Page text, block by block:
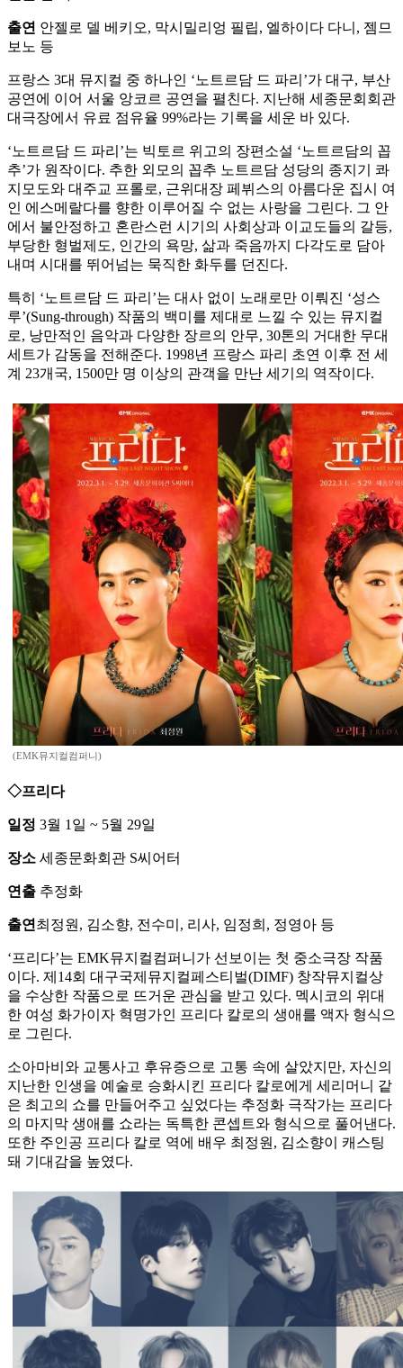
출연 안젤로 델 베키오, 막시밀리엉 필립, 엘하이다 다니, 젬므
보노 등
프랑스 3대 뮤지컬 중 하나인 ‘노트르담 드 파리’가 대구, 부산
공연에 이어 서울 앙코르 공연을 펼친다. 지난해 세종문회회관
대극장에서 유료 점유율 99%라는 기록을 세운 바 있다.
‘노트르담 드 파리’는 빅토르 위고의 장편소설 ‘노트르담의 꼽
추’가 원작이다. 추한 외모의 꼽추 노트르담 성당의 종지기 콰
지모도와 대주교 프롤로, 근위대장 페뷔스의 아름다운 집시 여
인 에스메랄다를 향한 이루어질 수 없는 사랑을 그린다. 그 안
에서 불안정하고 혼란스런 시기의 사회상과 이교도들의 갈등,
부당한 형벌제도, 인간의 욕망, 삶과 죽음까지 다각도로 담아
내며 시대를 뛰어넘는 묵직한 화두를 던진다.
특히 ‘노트르담 드 파리’는 대사 없이 노래로만 이뤄진 ‘성스
루’(Sung-through) 작품의 백미를 제대로 느낄 수 있는 뮤지컬
로, 낭만적인 음악과 다양한 장르의 안무, 30톤의 거대한 무대
세트가 감동을 전해준다. 1998년 프랑스 파리 초연 이후 전 세
계 23개국, 1500만 명 이상의 관객을 만난 세기의 역작이다.
(EMK뮤지컬컴퍼니)
◇프리다
일정 3월 1일 ~ 5월 29일
장소 세종문화회관 S씨어터
연출 추정화
출연 최정원, 김소향, 전수미, 리사, 임정희, 정영아 등
‘프리다’는 EMK뮤지컬컴퍼니가 선보이는 첫 중소극장 작품
이다. 제14회 대구국제뮤지컬페스티벌(DIMF) 창작뮤지컬상
을 수상한 작품으로 뜨거운 관심을 받고 있다. 멕시코의 위대
한 여성 화가이자 혁명가인 프리다 칼로의 생애를 액자 형식으
로 그린다.
소아마비와 교통사고 후유증으로 고통 속에 살았지만, 자신의
지난한 인생을 예술로 승화시킨 프리다 칼로에게 세리머니 같
은 최고의 쇼를 만들어주고 싶었다는 추정화 극작가는 프리다
의 마지막 생애를 쇼라는 독특한 콘셉트와 형식으로 풀어낸다.
또한 주인공 프리다 칼로 역에 배우 최정원, 김소향이 캐스팅
돼 기대감을 높였다.